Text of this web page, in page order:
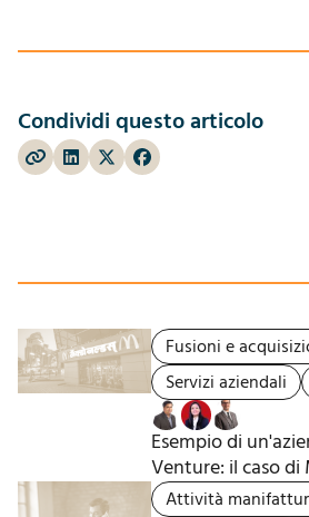
Condividi questo articolo
Fusioni e
Servizi aziendali
Esempio di
Venture: il caso di
Attività